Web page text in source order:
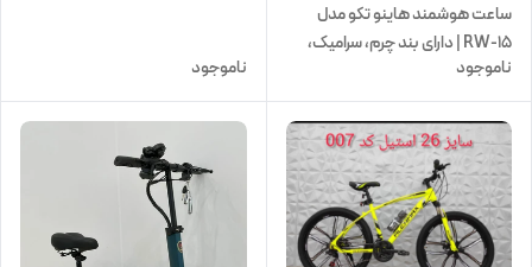
ساعت هوشمند هاینو تکو مدل
RW-15 | دارای بند چرم، سرامیک،
سیلیکونی
ناموجود ناموجود